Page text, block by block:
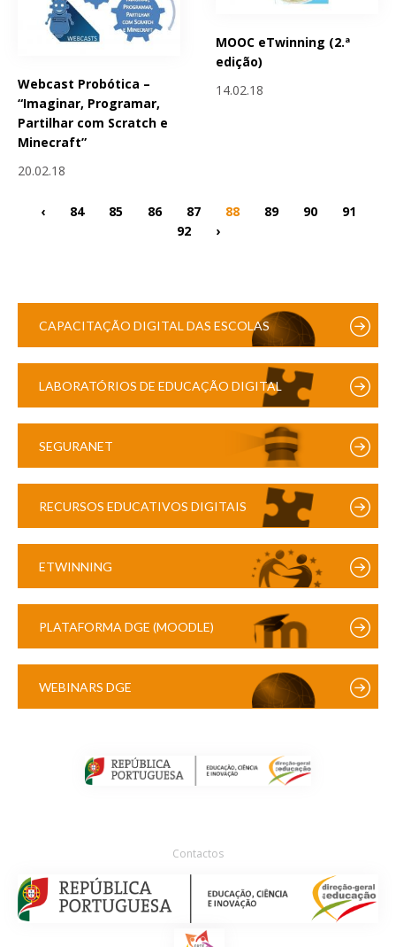
Webcast Probótica –
“Imaginar, Programar,
Partilhar com Scratch e
Minecraft”
20.02.18
MOOC eTwinning (2.ª
edição)
14.02.18
‹ 84 85 86 87 88 89 90
91
92
›
CAPACITAÇÃO DIGITAL DAS ESCOLAS
LABORATÓRIOS DE EDUCAÇÃO DIGITAL
SEGURANET
RECURSOS EDUCATIVOS DIGITAIS
ETWINNING
PLATAFORMA DGE (MOODLE)
WEBINARS DGE
Contactos